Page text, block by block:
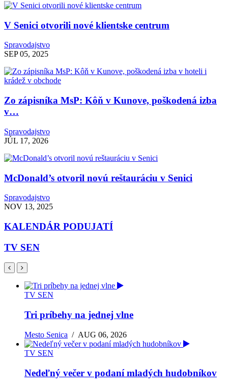
V Senici otvorili nové klientske centrum
Spravodajstvo
SEP 05, 2025
Zo zápisníka MsP: Kôň v Kunove, poškodená izba
v…
Spravodajstvo
JÚL 17, 2026
McDonald’s otvoril novú reštauráciu v Senici
Spravodajstvo
NOV 13, 2025
KALENDÁR PODUJATÍ
TV SEN
TV SEN
Tri príbehy na jednej vlne
Mesto Senica /AUG 06, 2026
TV SEN
Nedeľný večer v podaní mladých hudobníkov